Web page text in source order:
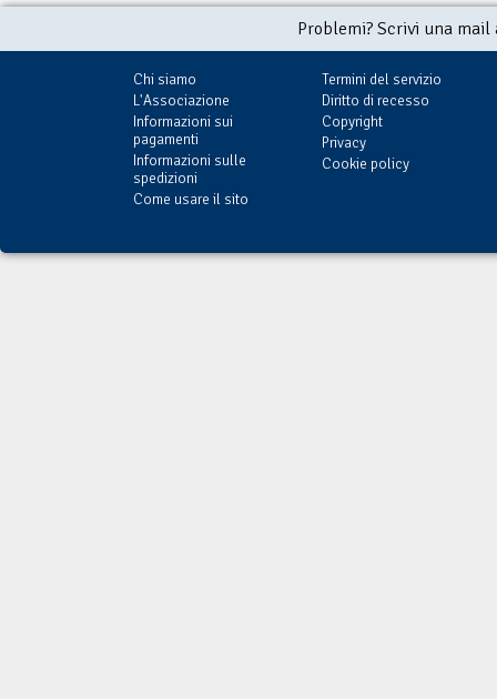
Problemi? Scrivi una
Chi siamo
L'Associazione
Informazioni sui
pagamenti
Informazioni sulle
spedizioni
Come usare il sito
Termini del servizio
Diritto di recesso
Copyright
Privacy
Cookie policy